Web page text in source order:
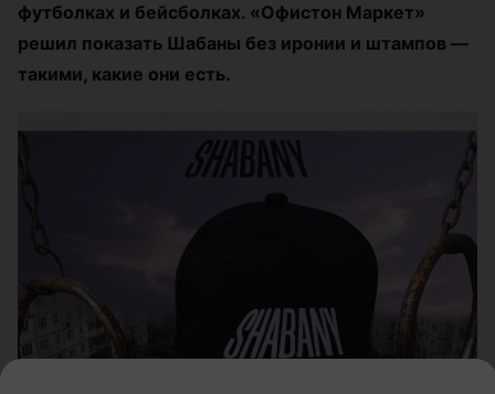
футболках и бейсболках. «Офистон Маркет»
решил показать Шабаны без иронии и штампов —
такими, какие они есть.